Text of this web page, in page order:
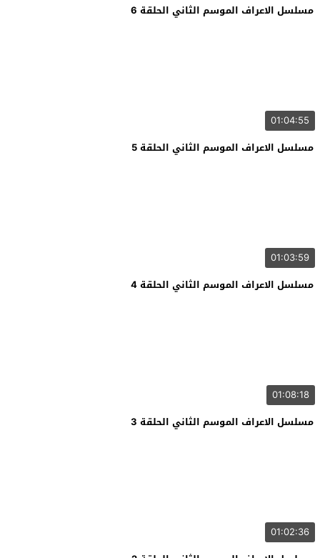
مسلسل الاعراف الموسم الثاني الحلقة 6
01:04:55
مسلسل الاعراف الموسم الثاني الحلقة 5
01:03:59
مسلسل الاعراف الموسم الثاني الحلقة 4
01:08:18
مسلسل الاعراف الموسم الثاني الحلقة 3
01:02:36